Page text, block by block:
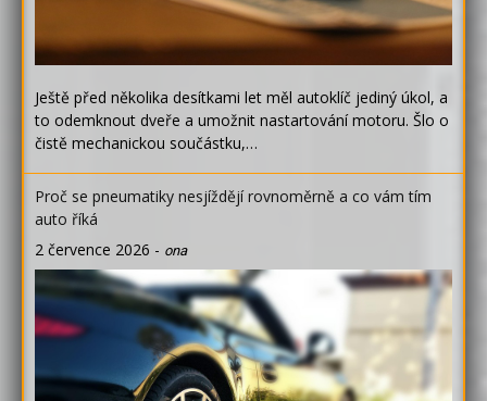
Ještě před několika desítkami let měl autoklíč jediný úkol, a
to odemknout dveře a umožnit nastartování motoru. Šlo o
čistě mechanickou součástku,…
Proč se pneumatiky nesjíždějí rovnoměrně a co vám tím
auto říká
2 července 2026 - ona